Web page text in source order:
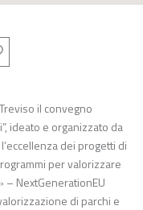
il convegno
ideato e organizzato da
dei progetti di
per valorizzare
– NextGenerationEU
di parchi e